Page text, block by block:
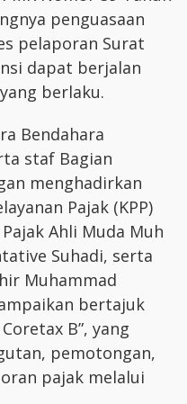
penguasaan
pelaporan Surat
dapat berjalan
berlaku.
Bendahara
staf Bagian
menghadirkan
Pajak (KPP)
Ahli Muda Muh
Suhadi, serta
Muhammad
bertajuk
B”, yang
pemotongan,
pajak melalui